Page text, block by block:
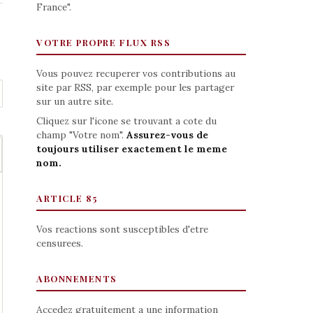
France".
VOTRE PROPRE FLUX RSS
Vous pouvez recuperer vos contributions au
site par RSS, par exemple pour les partager
sur un autre site.
Cliquez sur l'icone se trouvant a cote du
champ "Votre nom". Assurez-vous de
toujours utiliser exactement le meme
nom.
ARTICLE 85
Vos reactions sont susceptibles d'etre
censurees.
ABONNEMENTS
Accedez gratuitement a une information